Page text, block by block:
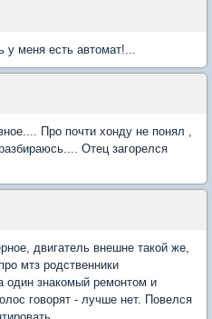
у меня есть автомат!...
Про почти хонду не понял ,
Отец загорелся
двигатель внешне такой же,
мтз родственники
один знакомый ремонтом и
говорят - лучше нет. Повелся